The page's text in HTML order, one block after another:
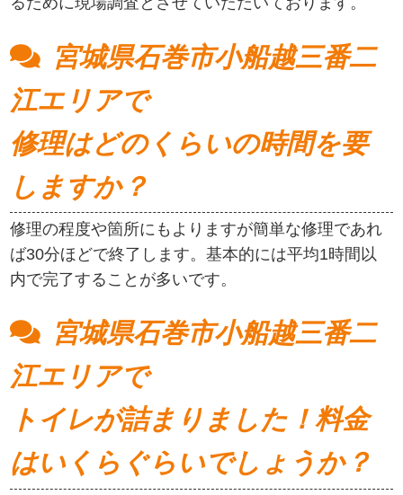
宮城県石巻市小船越三番二
江エリアで
修理はどのくらいの時間を要
しますか？
修理の程度や箇所にもよりますが簡単な修理であれ
ば30分ほどで終了します。基本的には平均1時間以
内で完了することが多いです。
宮城県石巻市小船越三番二
江エリアで
トイレが詰まりました！料金
はいくらぐらいでしょうか？